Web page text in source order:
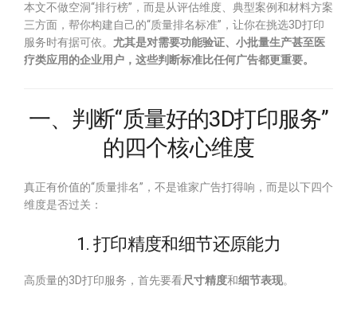
本文不做空洞“排行榜”，而是从评估维度、典型案例和材料方案
三方面，帮你构建自己的“质量排名标准”，让你在挑选3D打印
服务时有据可依。 尤其是对需要功能验证、小批量生产甚至医
疗类应用的企业用户，这些判断标准比任何广告都更重要。
一、判断“质量好的3D打印服务”
的四个核心维度
真正有价值的“质量排名”，不是谁家广告打得响，而是以下四个
维度是否过关：
1. 打印精度和细节还原能力
高质量的3D打印服务，首先要看尺寸精度和细节表现。